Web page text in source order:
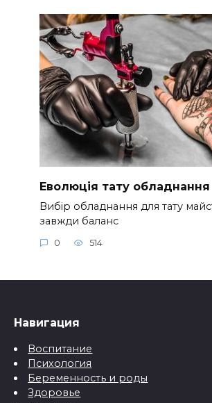
Еволюція тату обладнання
Вибір обладнання для тату
завжди баланс
0 514
Навигация
Воспитание
Психология
Беременность и роды
Здоровье